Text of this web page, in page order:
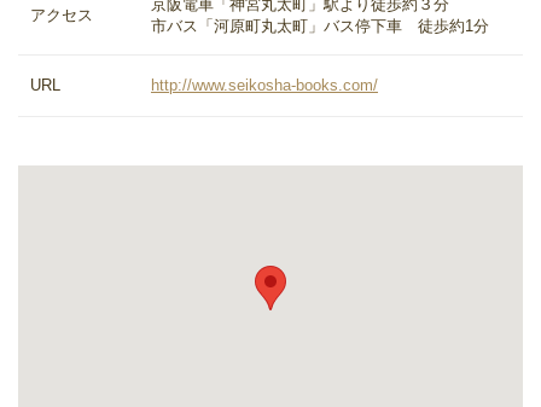
アクセス
京阪電車「神宮丸太町」駅より徒歩約３分
市バス「河原町丸太町」バス停下車 徒歩約1分
URL http://www.seikosha-books.com/